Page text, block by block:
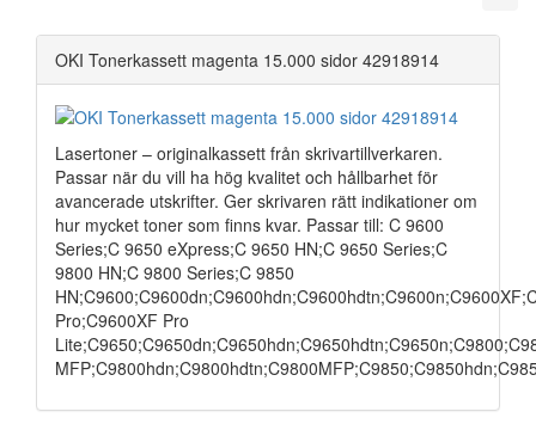
OKI Tonerkassett magenta 15.000 sidor 42918914
Lasertoner – originalkassett från skrivartillverkaren.
Passar när du vill ha hög kvalitet och hållbarhet för
avancerade utskrifter. Ger skrivaren rätt indikationer om
hur mycket toner som finns kvar. Passar till: C 9600
Series;C 9650 eXpress;C 9650 HN;C 9650 Series;C
9800 HN;C 9800 Series;C 9850
Pro;C9600XF Pro